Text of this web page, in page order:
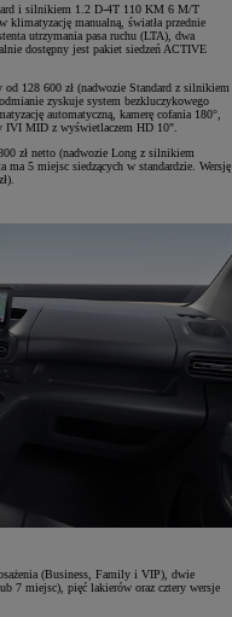
i silnikiem 1.2 D-4T 110 KM 6 M/T
klimatyzację manualną, światła przednie
utrzymania pasa ruchu (LTA), dwa
dostępny jest pakiet siedzeń ACTIVE
128 600 zł (nadwozie Standard z silnikiem
zyskuje system bezkluczykowego
automatyczną, kamerę cofania 180°,
IVI MID z wyświetlaczem HD 10".
zł netto (nadwozie Long z silnikiem
5 miejsc siedzących w standardzie. Wersję
(Business, Family i VIP), dwie
7 miejsc), pięć lakierów oraz cztery wersje